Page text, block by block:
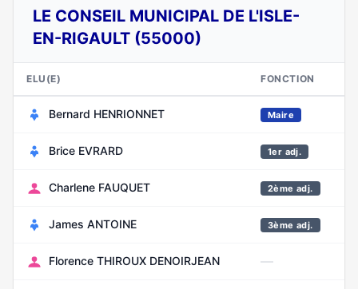
LE CONSEIL MUNICIPAL DE L'ISLE-
EN-RIGAULT (55000)
ELU(E) FONCTION
Bernard HENRIONNET Maire
Brice EVRARD 1er adj.
Charlene FAUQUET 2ème adj.
James ANTOINE 3ème adj.
Florence THIROUX DENOIRJEAN —